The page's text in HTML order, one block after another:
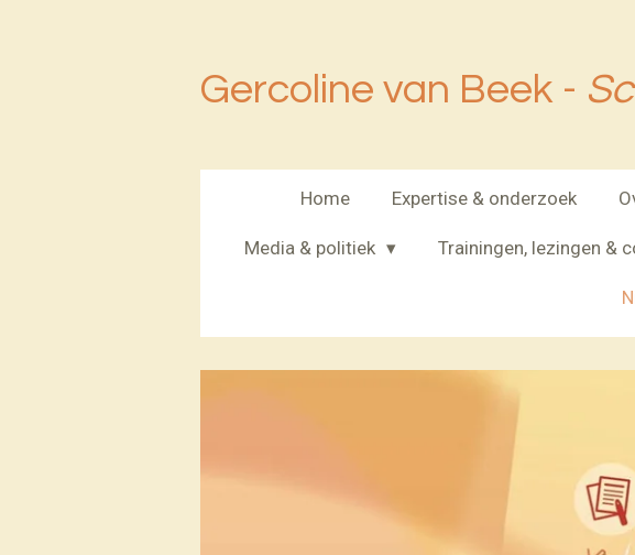
Gercoline van Beek -
Home Expertise & onderzoek
Media & politiek Trainingen, lezingen &